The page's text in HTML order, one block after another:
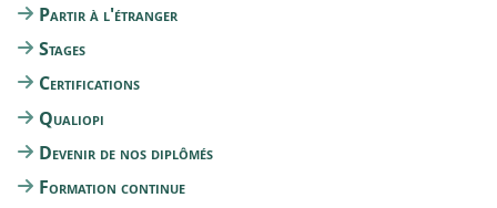
Partir à l'étranger
Stages
Certifications
Qualiopi
Devenir de nos diplômés
Formation continue